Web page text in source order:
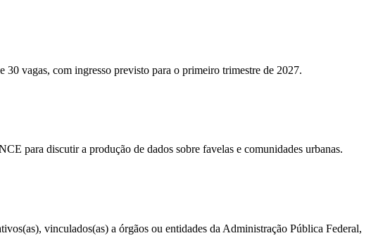
vagas, com ingresso previsto para o primeiro trimestre de 2027.
para discutir a produção de dados sobre favelas e comunidades urbanas.
vinculados(as) a órgãos ou entidades da Administração Pública Federal,